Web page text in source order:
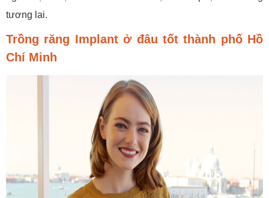
tương lai.
Trồng răng Implant ở đâu tốt thành phố Hồ
Chí Minh